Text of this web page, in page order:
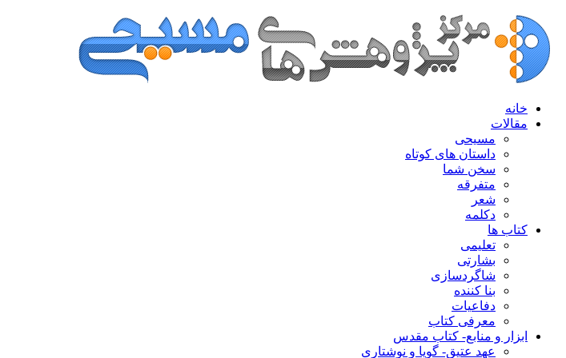
خانه
مقالات
مسیحی
داستان های کوتاه
سخن شما
متفرقه
شعر
دکلمه
کتاب ها
تعلیمی
بشارتی
شاگردسازی
بنا کننده
دفاعیات
معرفی کتاب
ابزار و منابع- کتاب مقدس
عهد عتیق- گویا و نوشتاری